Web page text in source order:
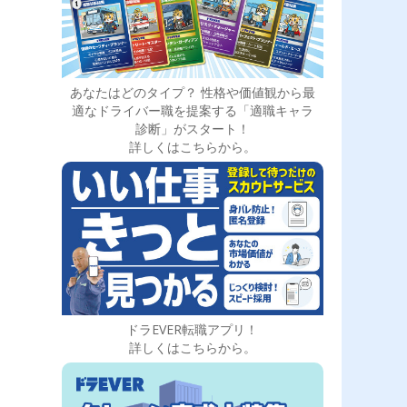
あなたはどのタイプ？ 性格や価値観から最
適なドライバー職を提案する「適職キャラ
診断」がスタート！
詳しくはこちらから。
ドラEVER転職アプリ！
詳しくはこちらから。